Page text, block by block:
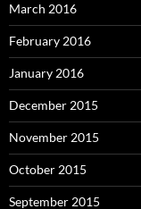
March 2016
February 2016
January 2016
December 2015
November 2015
October 2015
September 2015